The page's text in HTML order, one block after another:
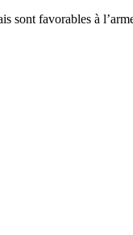
sont favorables à